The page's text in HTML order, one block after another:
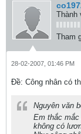
Thành
Tham
28-02-2007, 01:46 PM
Ðề: Công nhân có
Nguyên văn
Em thắc mắc
không có